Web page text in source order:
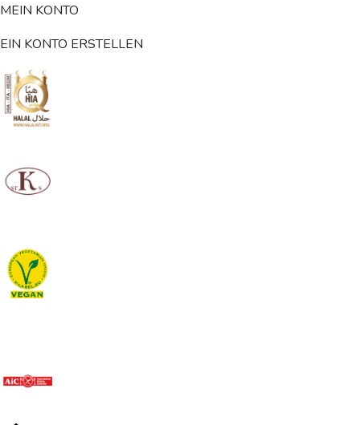
MEIN KONTO
EIN KONTO ERSTELLEN